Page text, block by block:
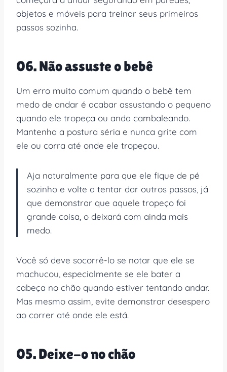
objetos e móveis para treinar seus primeiros
passos sozinha.
06. Não assuste o bebê
Um erro muito comum quando o bebê tem
medo de andar é acabar assustando o pequeno
quando ele tropeça ou anda cambaleando.
Mantenha a postura séria e nunca grite com
ele ou corra até onde ele tropeçou.
Aja naturalmente para que ele fique de pé
sozinho e volte a tentar dar outros passos, já
que demonstrar que aquele tropeço foi
grande coisa, o deixará com ainda mais
medo.
Você só deve socorrê-lo se notar que ele se
machucou, especialmente se ele bater a
cabeça no chão quando estiver tentando andar.
Mas mesmo assim, evite demonstrar desespero
ao correr até onde ele está.
05. Deixe-o no chão